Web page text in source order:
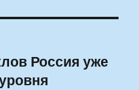
Россия уже